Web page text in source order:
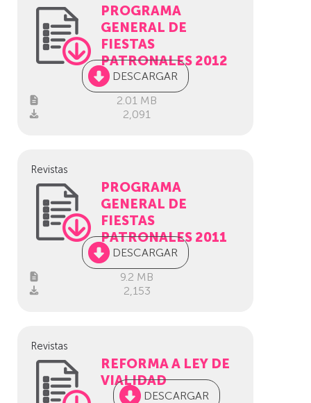
PROGRAMA
GENERAL DE
FIESTAS
PATRONALES 2012
DESCARGAR
2.01 MB
2,091
Revistas
PROGRAMA
GENERAL DE
FIESTAS
PATRONALES 2011
DESCARGAR
9.2 MB
2,153
Revistas
REFORMA A LEY DE
VIALIDAD
DESCARGAR